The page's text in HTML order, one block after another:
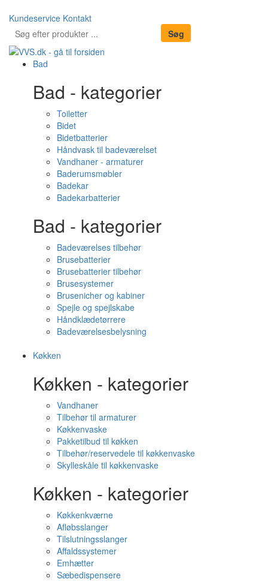
Kundeservice Kontakt
Bad
Bad - kategorier
Toiletter
Bidet
Bidetbatterier
Håndvask til badeværelset
Vandhaner - armaturer
Baderumsmøbler
Badekar
Badekarbatterier
Bad - kategorier
Badeværelses tilbehør
Brusebatterier
Brusebatterier tilbehør
Brusesystemer
Brusenicher og kabiner
Spejle og spejlskabe
Håndklædetørrere
Badeværelsesbelysning
Køkken
Køkken - kategorier
Vandhaner
Tilbehør til armaturer
Køkkenvaske
Pakketilbud til køkken
Tilbehør/reservedele til køkkenvaske
Skylleskåle til køkkenvaske
Køkken - kategorier
Køkkenkværne
Afløbsslanger
Tilslutningsslanger
Affaldssystemer
Emhætter
Sæbedispensere